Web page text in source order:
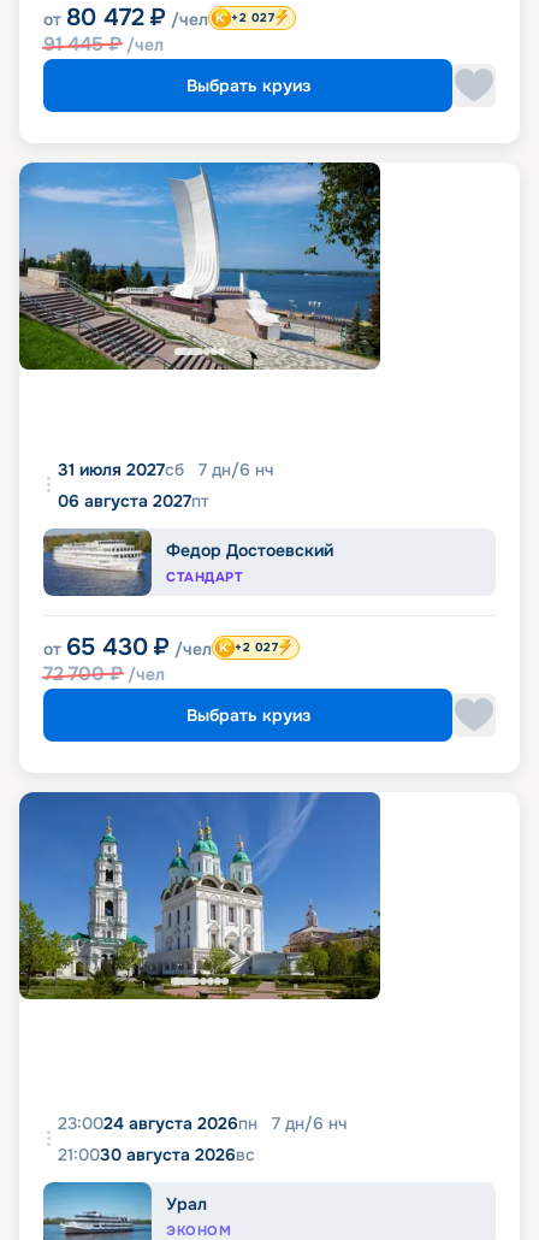
от 80 472 ₽ /чел
91 445₽ /чел
+2 027
Выбрать круиз
31 июля 2027сб 7 дн/6 нч
06 августа 2027пт
Федор Достоевский
СТАНДАРТ
от 65 430 ₽ /чел
72 700₽ /чел
+2 027
Выбрать круиз
23:0024 августа 2026пн 7 дн/6 нч
21:0030 августа 2026вс
Урал
ЭКОНОМ